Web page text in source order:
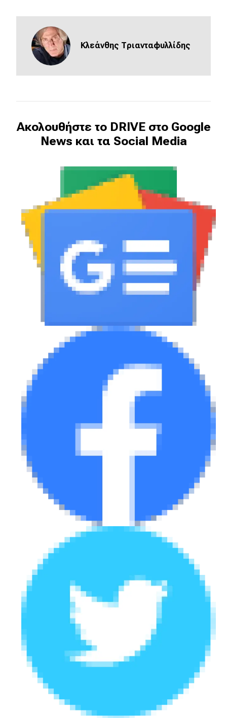
Κλεάνθης Τριανταφυλλίδης
Ακολουθήστε το DRIVE στο Google
News και τα Social Media